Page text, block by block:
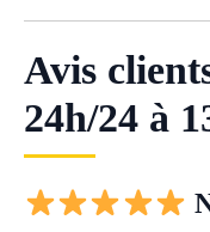
Avis
24h/24 à